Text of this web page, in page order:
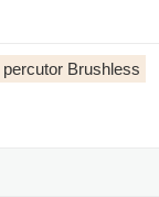
percutor Brushless